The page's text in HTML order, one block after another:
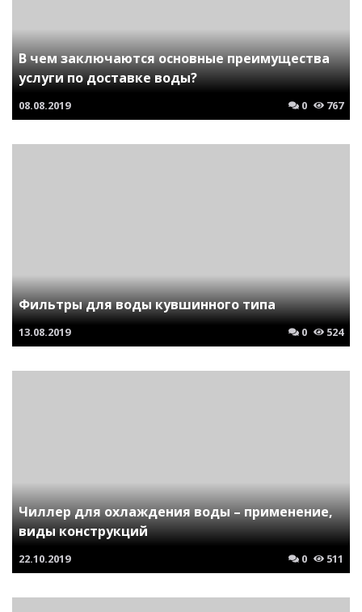
В чем заключаются основные преимущества
услуги по доставке воды?
08.08.2019 0 767
Фильтры для воды кувшинного типа
13.08.2019 0 524
Чиллер для охлаждения воды – применение,
виды конструкций
22.10.2019 0 511